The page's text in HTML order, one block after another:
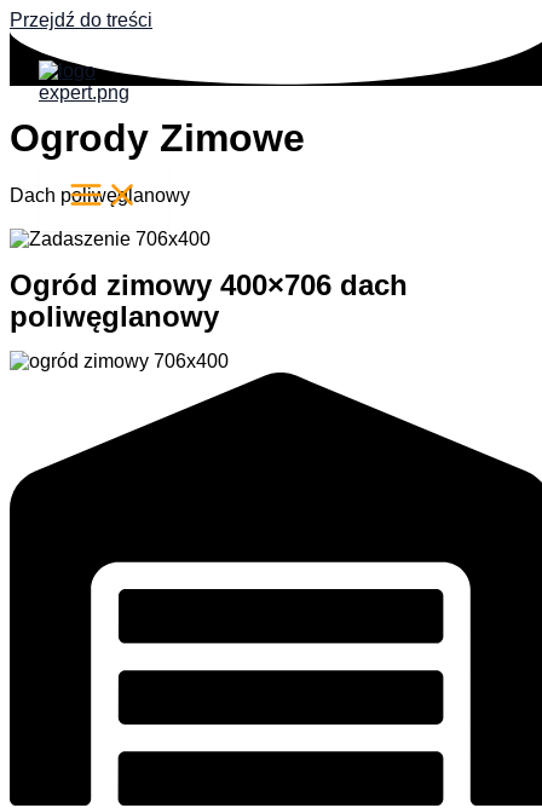
Przejdź do treści
Ogrody Zimowe
Dach poliwęglanowy
Ogród zimowy 400×706 dach
poliwęglanowy